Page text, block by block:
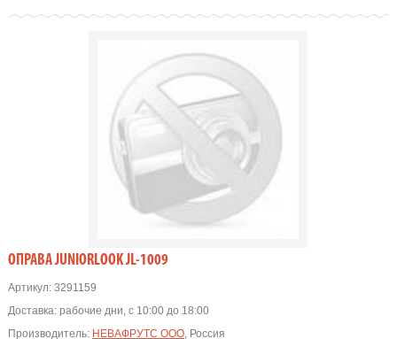
OПРАВА JUNIORLOOK JL-1009
Артикул:3291159
Доставка: рабочие дни, с 10:00 до 18:00
Производитель: НЕВАФРУТС ООО, Россия